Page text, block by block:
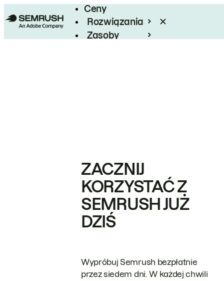
Ceny
Rozwiązania
Zasoby
ZACZNIJ
KORZYSTAĆ Z
SEMRUSH JUŻ
DZIŚ
Wypróbuj Semrush bezpłatnie
przez siedem dni. W każdej chwili